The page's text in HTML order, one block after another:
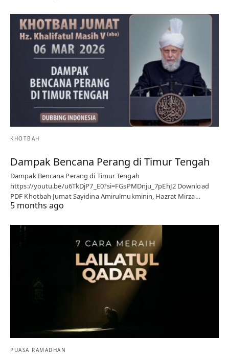
KHOTBAH
Dampak Bencana Perang di Timur Tengah
Dampak Bencana Perang di Timur Tengah
https://youtu.be/u6TkDjP7_E0?si=FGsPMDnju_7pEhJ2 Download
PDF Khotbah Jumat Sayidina Amirulmukminin, Hazrat Mirza…
5 months ago
PUASA RAMADHAN